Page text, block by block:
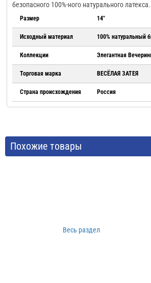
безопасного 100%-ного натурального
Размер 14"
Исходный материал 100% натуральный
Коллекции Элегантная
Торговая марка ВЕСЁЛАЯ ЗАТЕЯ
Страна происхождения Россия
Похожие товары
Весь раздел